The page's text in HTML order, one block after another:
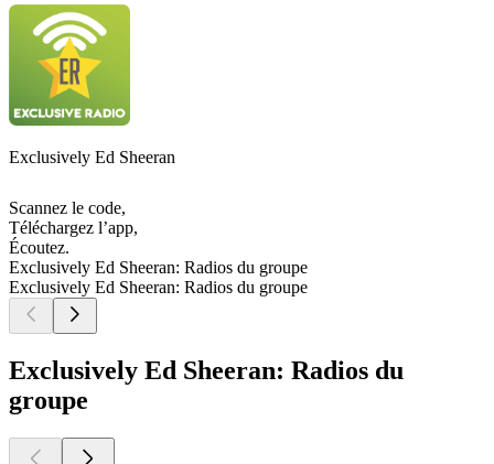
Exclusively Ed Sheeran
Scannez le code,
Téléchargez l’app,
Écoutez.
Exclusively Ed Sheeran: Radios du groupe
Exclusively Ed Sheeran: Radios du groupe
Exclusively Ed Sheeran: Radios du
groupe